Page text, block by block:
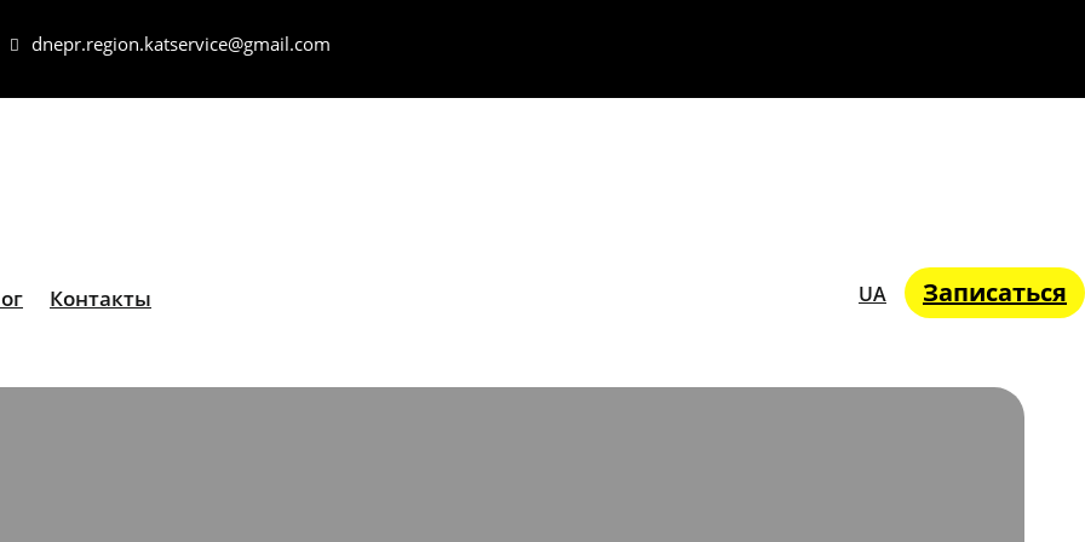
dnepr.region.katservice@gmail.com
Контакты UA Записаться